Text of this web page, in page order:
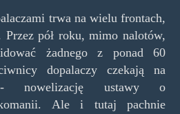
trwa na wielu frontach,
pół roku, mimo nalotów,
żadnego z ponad 60
dopalaczy czekają na
nowelizację ustawy o
Ale i tutaj pachnie